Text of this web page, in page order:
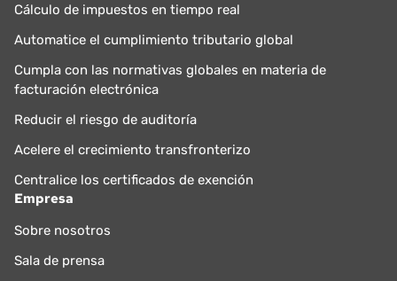
Cálculo de impuestos en tiempo real
Automatice el cumplimiento tributario global
Cumpla con las normativas globales en materia de
facturación electrónica
Reducir el riesgo de auditoría
Acelere el crecimiento transfronterizo
Centralice los certificados de exención
Empresa
Sobre nosotros
Sala de prensa